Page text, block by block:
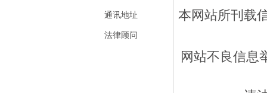
通讯地址
法律顾问
本网站所刊载
网站不良信息